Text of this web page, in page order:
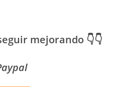
mejorando 👇👇